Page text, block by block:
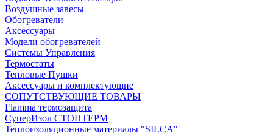
Воздушные завесы
Обогреватели
Аксессуары
Модели обогревателей
Системы Управления
Термостаты
Тепловые Пушки
Аксессуары и комплектующие
СОПУТСТВУЮЩИЕ ТОВАРЫ
Flamma термозащита
СуперИзол СТОПТЕРМ
Теплоизоляционные материалы "SILCA"